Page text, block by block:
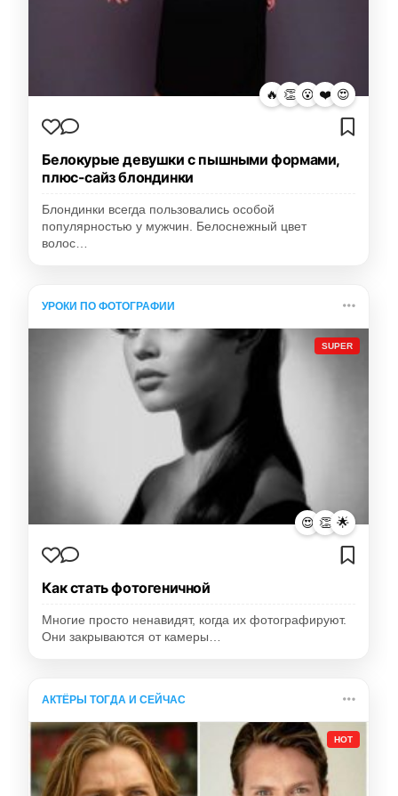
🔥 👏 😮 ❤️ 😍
Белокурые девушки с пышными формами,
плюс-сайз блондинки
Блондинки всегда пользовались особой
популярностью у мужчин. Белоснежный цвет
волос…
УРОКИ ПО ФОТОГРАФИИ
SUPER
😍 👏 🌟
Как стать фотогеничной
Многие просто ненавидят, когда их фотографируют.
Они закрываются от камеры…
АКТЁРЫ ТОГДА И СЕЙЧАС
HOT